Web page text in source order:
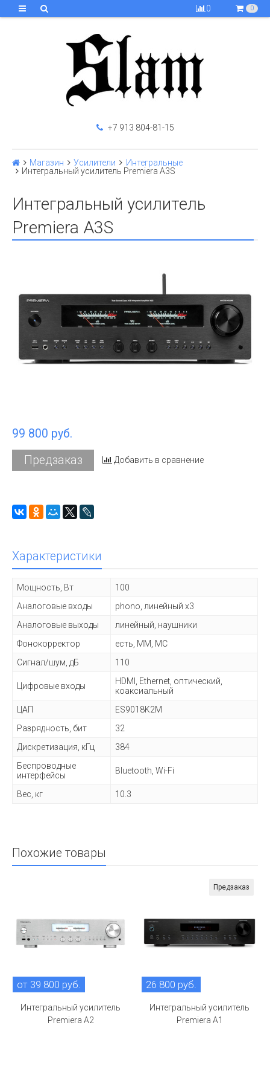
0 0
+7 913 804-81-15
Магазин Усилители
Интегральные
Интегральный усилитель Premiera A3S
Интегральный усилитель
Premiera A3S
99 800 руб.
Предзаказ
Добавить в сравнение
Характеристики
Мощность, Вт
100
Аналоговые входы
phono, линейный x3
Аналоговые выходы
линейный, наушники
Фонокорректор
есть, MM, MC
Сигнал/шум, дБ
110
Цифровые входы
HDMI, Ethernet, оптический,
коаксиальный
ЦАП
ES9018K2M
Разрядность, бит
32
Дискретизация, кГц
384
Беспроводные
интерфейсы
Bluetooth, Wi-Fi
Вес, кг 10.3
Похожие товары
от 39 800 руб.
Интегральный усилитель
Premiera A2
Предзаказ
26 800 руб.
Интегральный усилитель
Premiera A1